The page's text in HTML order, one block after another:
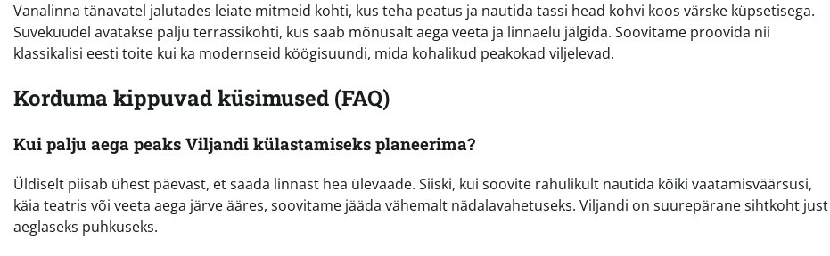
Vanalinna tänavatel jalutades leiate mitmeid kohti, kus teha peatus ja nautida tassi head kohvi koos värske küpsetisega.
Suvekuudel avatakse palju terrassikohti, kus saab mõnusalt aega veeta ja linnaelu jälgida. Soovitame proovida nii
klassikalisi eesti toite kui ka modernseid köögisuundi, mida kohalikud peakokad viljelevad.
Korduma kippuvad küsimused (FAQ)
Kui palju aega peaks Viljandi külastamiseks planeerima?
Üldiselt piisab ühest päevast, et saada linnast hea ülevaade. Siiski, kui soovite rahulikult nautida kõiki vaatamisväärsusi,
käia teatris või veeta aega järve ääres, soovitame jääda vähemalt nädalavahetuseks. Viljandi on suurepärane sihtkoht just
aeglaseks puhkuseks.